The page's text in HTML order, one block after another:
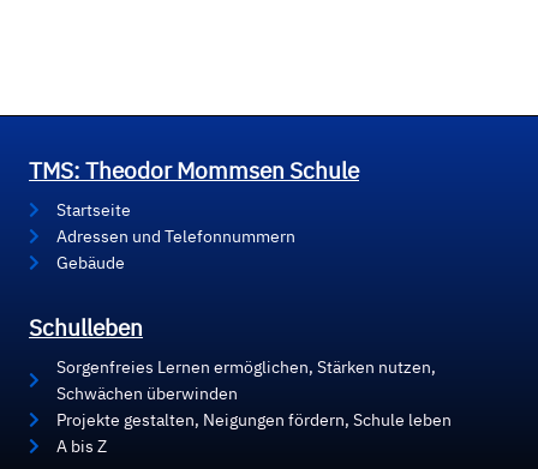
TMS: Theodor Mommsen Schule
Startseite
Adressen und Telefonnummern
Gebäude
Schulleben
Sorgenfreies Lernen ermöglichen, Stärken nutzen,
Schwächen überwinden
Projekte gestalten, Neigungen fördern, Schule leben
A bis Z